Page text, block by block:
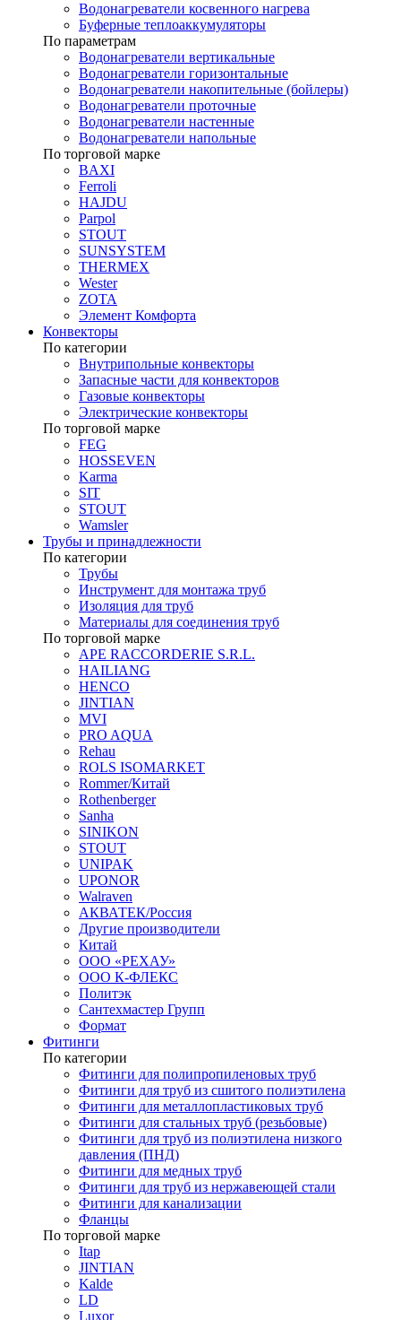
Водонагреватели косвенного нагрева
Буферные теплоаккумуляторы
По параметрам
Водонагреватели вертикальные
Водонагреватели горизонтальные
Водонагреватели накопительные (бойлеры)
Водонагреватели проточные
Водонагреватели настенные
Водонагреватели напольные
По торговой марке
BAXI
Ferroli
HAJDU
Parpol
STOUT
SUNSYSTEM
THERMEX
Wester
ZOTA
Элемент Комфорта
Конвекторы
По категории
Внутрипольные конвекторы
Запасные части для конвекторов
Газовые конвекторы
Электрические конвекторы
По торговой марке
FEG
HOSSEVEN
Karma
SIT
STOUT
Wamsler
Трубы и принадлежности
По категории
Трубы
Инструмент для монтажа труб
Изоляция для труб
Материалы для соединения труб
По торговой марке
APE RACCORDERIE S.R.L.
HAILIANG
HENCO
JINTIAN
MVI
PRO AQUA
Rehau
ROLS ISOMARKET
Rommer/Китай
Rothenberger
Sanha
SINIKON
STOUT
UNIPAK
UPONOR
Walraven
АКВАТЕК/Россия
Другие производители
Китай
ООО «РЕХАУ»
ООО К-ФЛЕКС
Политэк
Сантехмастер Групп
Формат
Фитинги
По категории
Фитинги для полипропиленовых труб
Фитинги для труб из сшитого полиэтилена
Фитинги для металлопластиковых труб
Фитинги для стальных труб (резьбовые)
Фитинги для труб из полиэтилена низкого
давления (ПНД)
Фитинги для медных труб
Фитинги для труб из нержавеющей стали
Фитинги для канализации
Фланцы
По торговой марке
Itap
JINTIAN
Kalde
LD
Luxor